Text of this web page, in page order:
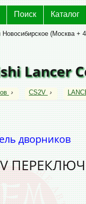
Поиск Каталог
(Москва +
Lancer
› CS2V ›
дворников